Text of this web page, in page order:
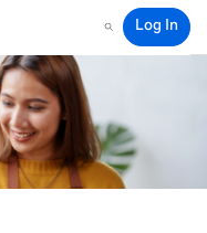
Search
Log In